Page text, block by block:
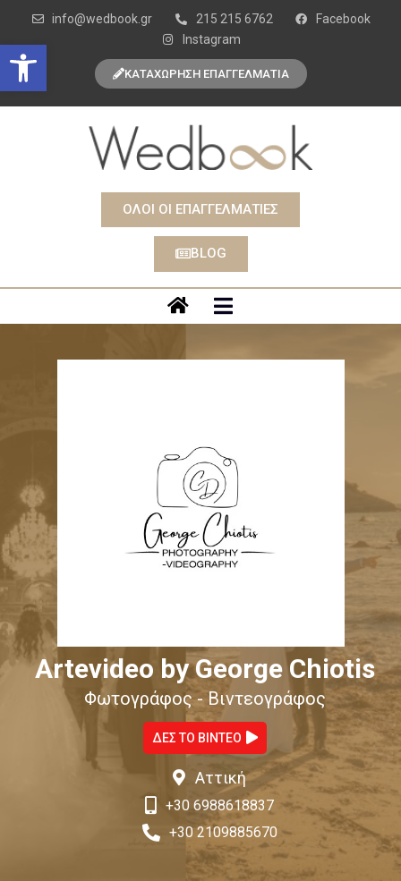
Open toolbar
info@wedbook.gr 215 215 6762
Facebook
Instagram
ΚΑΤΑΧΩΡΗΣΗ ΕΠΑΓΓΕΛΜΑΤΙΑ
ΟΛΟΙ ΟΙ ΕΠΑΓΓΕΛΜΑΤΙΕΣ
BLOG
Artevideo by George Chiotis
Φωτογράφος - Βιντεογράφος
ΔΕΣ ΤΟ ΒΙΝΤΕΟ
Αττική
+30 6988618837
+30 2109885670